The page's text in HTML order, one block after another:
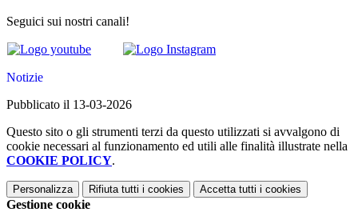
Seguici sui nostri canali!
Notizie
Pubblicato il 13-03-2026
Questo sito o gli strumenti terzi da questo utilizzati si avvalgono di
cookie necessari al funzionamento ed utili alle finalità illustrate nella
COOKIE POLICY.
Personalizza Rifiuta tutti i cookies Accetta tutti i cookies
Gestione cookie